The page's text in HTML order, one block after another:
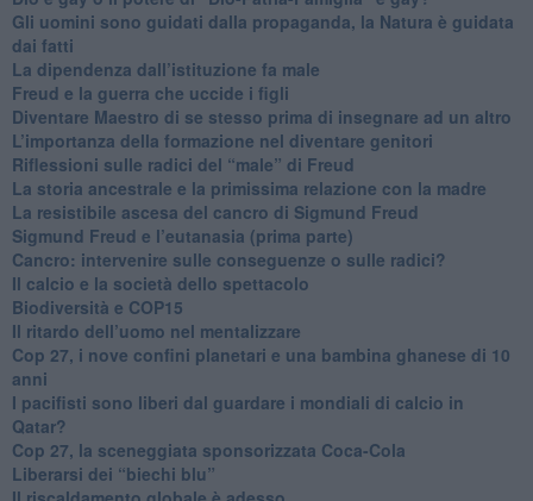
​Gli uomini sono guidati dalla propaganda, la Natura è guidata
dai fatti
La dipendenza dall’istituzione fa male
​Freud e la guerra che uccide i figli
​Diventare Maestro di se stesso prima di insegnare ad un altro
L’importanza della formazione nel diventare genitori
Riflessioni sulle radici del “male” di Freud
​La storia ancestrale e la primissima relazione con la madre
​La resistibile ascesa del cancro di Sigmund Freud
Sigmund Freud e l’eutanasia (prima parte)
Cancro: intervenire sulle conseguenze o sulle radici?
​Il calcio e la società dello spettacolo
Biodiversità e COP15
​Il ritardo dell’uomo nel mentalizzare
​Cop 27, i nove confini planetari e una bambina ghanese di 10
anni
​I pacifisti sono liberi dal guardare i mondiali di calcio in
Qatar?
​Cop 27, la sceneggiata sponsorizzata Coca-Cola
​Liberarsi dei “biechi blu”